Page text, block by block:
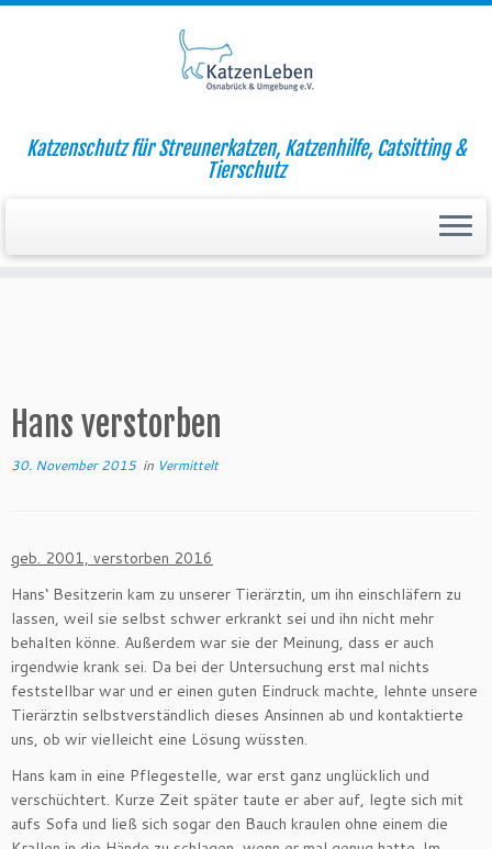
InhaltKatzenschutz für Streunerkatzen, Katzenhilfe, Catsitting &
Tierschutz
Startseite » Vermittelt » Hans verstorben
Hans verstorben
30. November 2015in Vermittelt
geb. 2001, verstorben 2016
Hans‘ Besitzerin kam zu unserer Tierärztin, um ihn einschläfern zu
lassen, weil sie selbst schwer erkrankt sei und ihn nicht mehr
behalten könne. Außerdem war sie der Meinung, dass er auch
irgendwie krank sei. Da bei der Untersuchung erst mal nichts
feststellbar war und er einen guten Eindruck machte, lehnte unsere
Tierärztin selbstverständlich dieses Ansinnen ab und kontaktierte
uns, ob wir vielleicht eine Lösung wüssten.
Hans kam in eine Pflegestelle, war erst ganz unglücklich und
verschüchtert. Kurze Zeit später taute er aber auf, legte sich mit
aufs Sofa und ließ sich sogar den Bauch kraulen ohne einem die